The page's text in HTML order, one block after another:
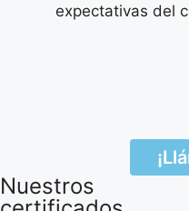
expectativas del
Nuestros